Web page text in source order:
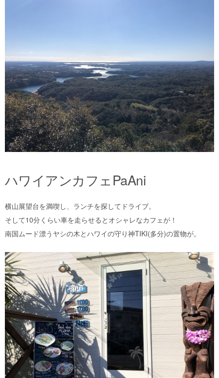
ハワイアンカフェPaAni
横山展望台を満喫し、ランチを探してドライブ。
そして10分くらい車を走らせるとオシャレなカフェが！
南国ムード漂うヤシの木とハワイの守り神TIKI(多分)の置物が。